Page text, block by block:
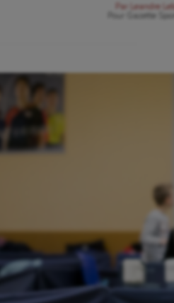
Par
Leandre
Gazette